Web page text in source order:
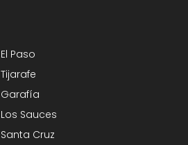
El Paso
Tijarafe
Garafía
Los Sauces
Santa Cruz